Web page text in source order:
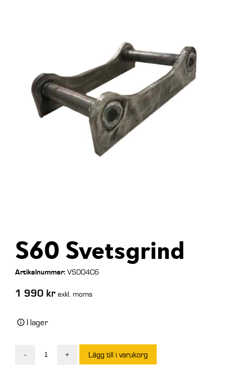
S60 Svetsgrind
Artikelnummer:VS004C6
1 990 kr exkl. moms
I lager
- + Lägg till i varukorg